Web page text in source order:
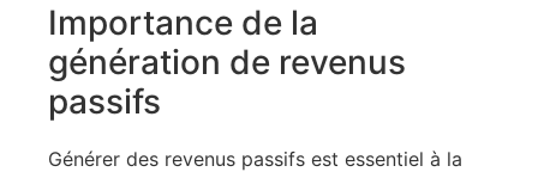
Importance de la
génération de revenus
passifs
Générer des revenus passifs est essentiel à la